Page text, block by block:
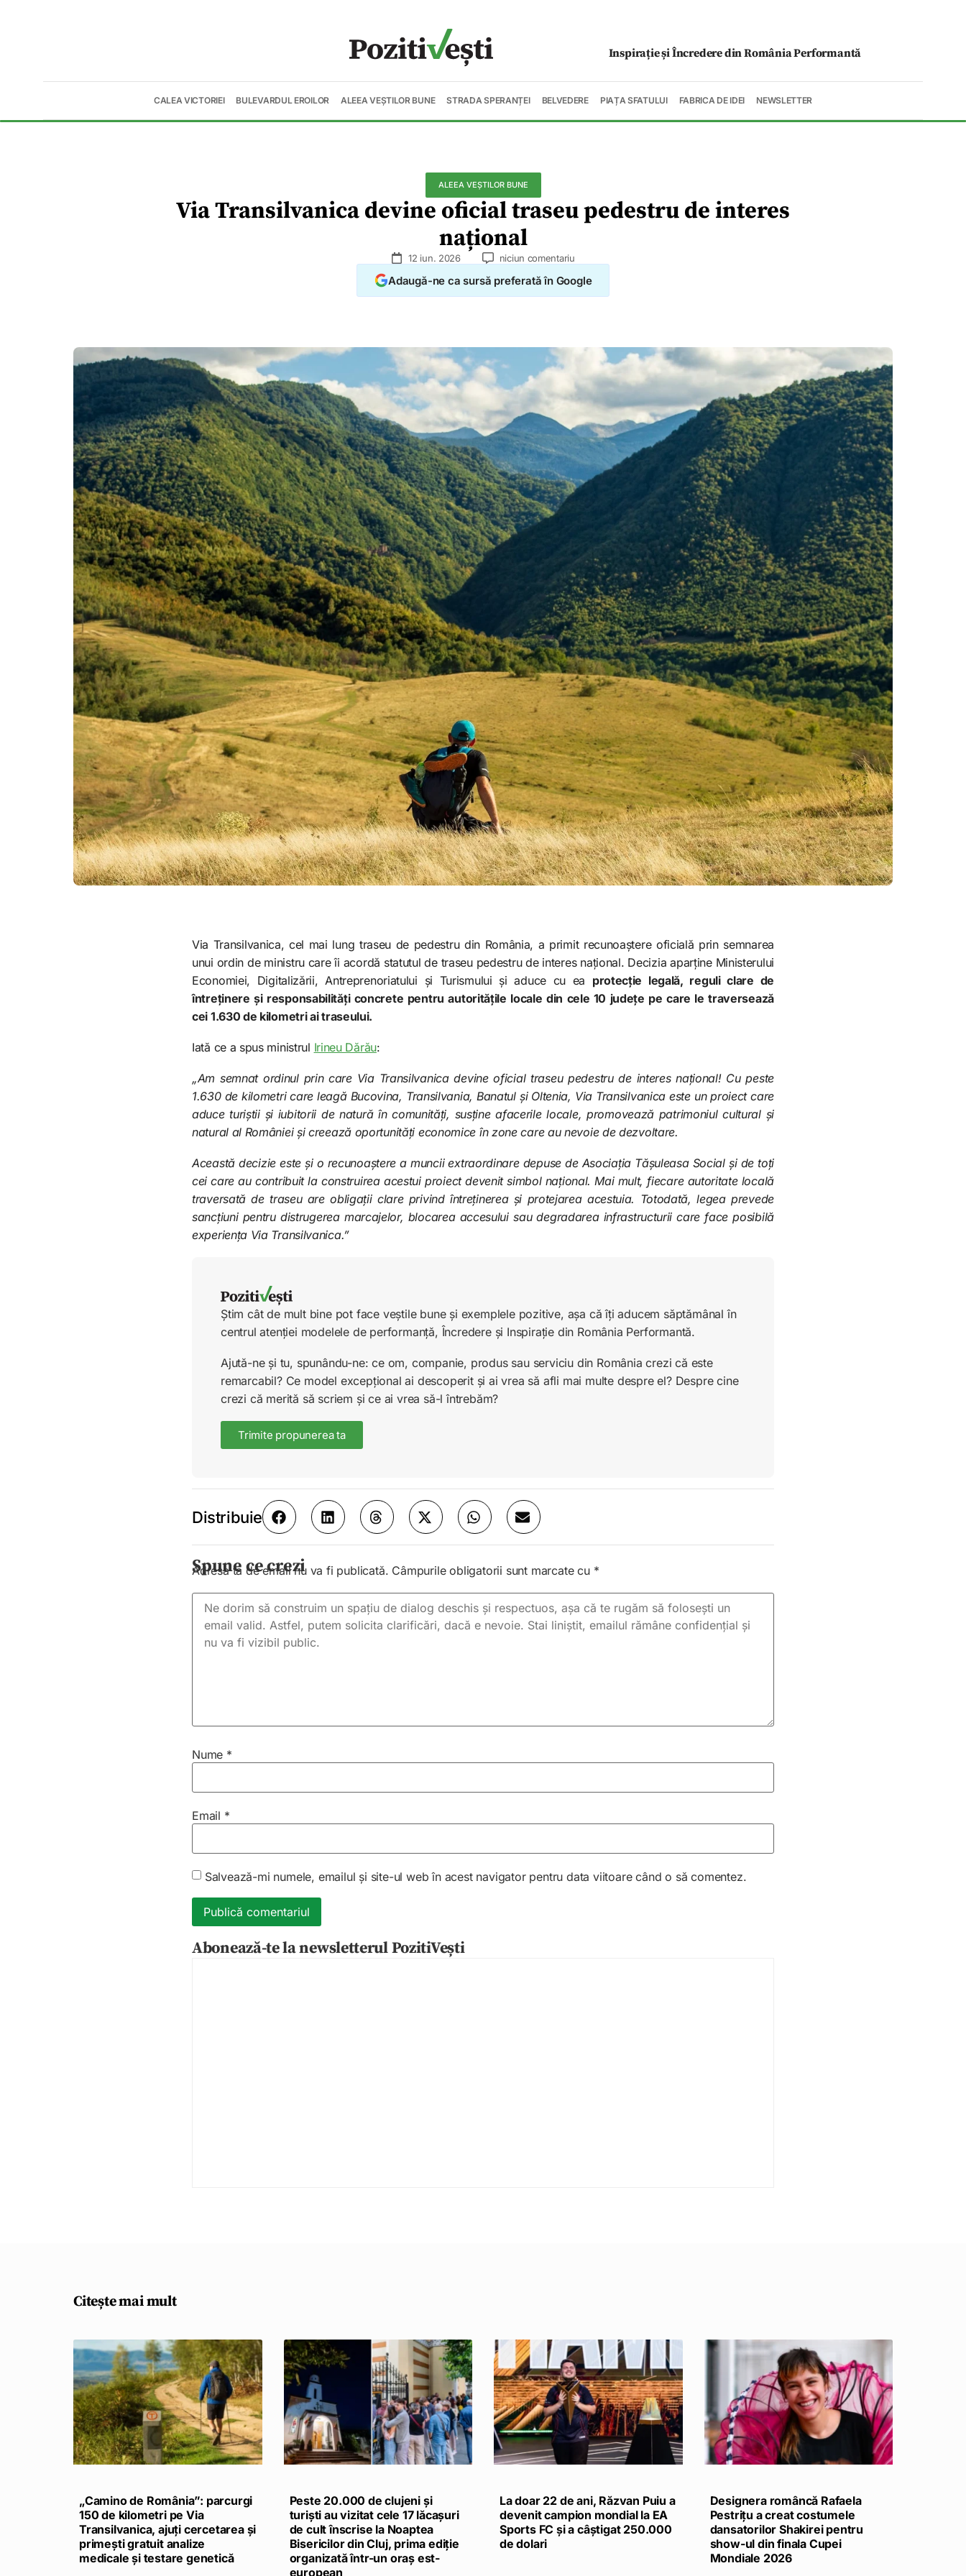
Inspirație și Încredere din România Performantă
CALEA VICTORIEI BULEVARDUL EROILOR ALEEA VEȘTILOR BUNE STRADA SPERANȚEI BELVEDERE PIAȚA SFATULUI FABRICA DE IDEI NEWSLETTER
ALEEA VEȘTILOR BUNE
Via Transilvanica devine oficial traseu pedestru de interes
național
12 iun. 2026 niciun comentariu
Adaugă-ne ca sursă preferată în Google
Via Transilvanica, cel mai lung traseu de pedestru din România, a primit recunoaștere oficială prin semnarea
unui ordin de ministru care îi acordă statutul de traseu pedestru de interes național. Decizia aparține Ministerului
Economiei, Digitalizării, Antreprenoriatului și Turismului și aduce cu ea protecție legală, reguli clare de
întreținere și responsabilități concrete pentru autoritățile locale din cele 10 județe pe care le traversează
cei 1.630 de kilometri ai traseului.
Iată ce a spus ministrul Irineu Dărău:
„Am semnat ordinul prin care Via Transilvanica devine oficial traseu pedestru de interes național! Cu peste
1.630 de kilometri care leagă Bucovina, Transilvania, Banatul și Oltenia, Via Transilvanica este un proiect care
aduce turiștii și iubitorii de natură în comunități, susține afacerile locale, promovează patrimoniul cultural și
natural al României și creează oportunități economice în zone care au nevoie de dezvoltare.
Această decizie este și o recunoaștere a muncii extraordinare depuse de Asociația Tășuleasa Social și de toți
cei care au contribuit la construirea acestui proiect devenit simbol național. Mai mult, fiecare autoritate locală
traversată de traseu are obligații clare privind întreținerea și protejarea acestuia. Totodată, legea prevede
sancțiuni pentru distrugerea marcajelor, blocarea accesului sau degradarea infrastructurii care face posibilă
experiența Via Transilvanica.”
Știm cât de mult bine pot face veștile bune și exemplele pozitive, așa că îți aducem săptămânal în
centrul atenției modelele de performanță, Încredere și Inspirație din România Performantă.
Ajută-ne și tu, spunându-ne: ce om, companie, produs sau serviciu din România crezi că este
remarcabil? Ce model excepțional ai descoperit și ai vrea să afli mai multe despre el? Despre cine
crezi că merită să scriem și ce ai vrea să-l întrebăm?
Trimite propunerea ta
Distribuie
Spune ce crezi
Adresa ta de email nu va fi publicată. Câmpurile obligatorii sunt marcate cu *
Nume *
Email *
Salvează-mi numele, emailul și site-ul web în acest navigator pentru data viitoare când o să comentez.
Abonează-te la newsletterul PozitiVești
Citește mai mult
„Camino de România”: parcurgi
150 de kilometri pe Via
Transilvanica, ajuți cercetarea și
primești gratuit analize
medicale și testare genetică
Peste 20.000 de clujeni și
turiști au vizitat cele 17 lăcașuri
de cult înscrise la Noaptea
Bisericilor din Cluj, prima ediție
organizată într-un oraș est-
european
La doar 22 de ani, Răzvan Puiu a
devenit campion mondial la EA
Sports FC și a câștigat 250.000
de dolari
Designera româncă Rafaela
Pestrițu a creat costumele
dansatorilor Shakirei pentru
show-ul din finala Cupei
Mondiale 2026